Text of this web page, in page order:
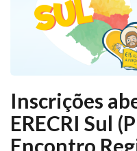
Inscrições
ERECRI Sul
Encontro